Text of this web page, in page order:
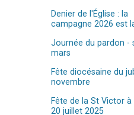
Denier de l'Église : la
campagne 2026 est
Journée du pardon -
mars
Fête diocésaine du
novembre
Fête de la St Victor à
20 juillet 2025